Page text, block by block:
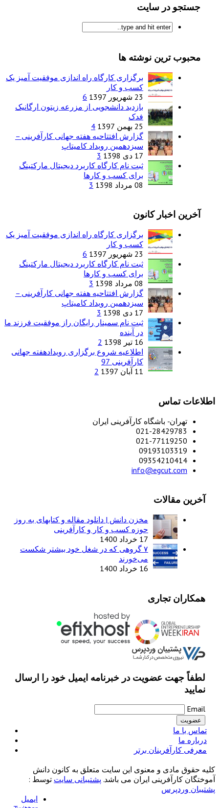
جستجو در سایت
محبوب ترین نوشته ها
برگزاری کارگاه راه اندازی موفقیت آمیز یک
کسب و کار
23 شهریور 1397
6
بازدید دانشجویی از مزرعه زیتون ارگانیک
فدک
25 بهمن 1397
4
گزارش افتتاحیه هفته جهانی کارآفرینی –
سیزدهمین رویداد کامیتاپ
17 دی 1398
3
ثبت نام کارگاه کاربرد دیجیتال مارکتینگ
برای کسب و کارها
08 مرداد 1398
3
آخرین اخبار کانون
برگزاری کارگاه راه اندازی موفقیت آمیز یک
کسب و کار
23 شهریور 1397
6
ثبت نام کارگاه کاربرد دیجیتال مارکتینگ
برای کسب و کارها
08 مرداد 1398
3
گزارش افتتاحیه هفته جهانی کارآفرینی –
سیزدهمین رویداد کامیتاپ
17 دی 1398
3
ثبت نام سمینار رایگان راز موفقیت فرزند ما
در آینده
16 تیر 1398
2
اطلاعیه شروع برگزاری رویدادهفته جهانی
کارآفرینی 97
11 آبان 1397
2
اطلاعات تماس
تهران- باشگاه کارآفرینی ایران
021-28429783
021-77119250
09193103319
09354210414
info@egcut.com
آخرین مقالات
مخزن دانش | دانلود مقاله و کتابهای به روز
حوزه کسب و کار و کارآفرینی
17 خرداد 1400
۷ گروهی که در شغل خود بیشتر شکست
می‌خورند
16 خرداد 1400
همکاران تجاری
لطفاً جهت عضویت در خبرنامه ایمیل خود را ارسال
نمایید
Email
تماس با ما
درباره ما
معرفی کارآفرینان برتر
کلیه حقوق مادی و معنوی این سایت متعلق به کانون دانش
آموختگان کارآفرینی ایران می باشد. پشتیبانی سایت توسط :
پشتیبان وردپرس
ایمیل